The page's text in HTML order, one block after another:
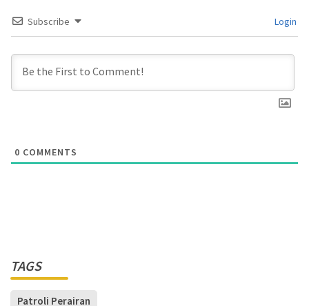
Subscribe Login
0 COMMENTS
TAGS
Patroli Perairan